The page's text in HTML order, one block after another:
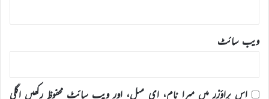
ویب‌ سائٹ
اس براؤزر میں میرا نام، ای میل، اور ویب سائٹ محفوظ رکھیں اگلی